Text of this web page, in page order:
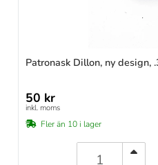
Patronask Dillon, ny
50 kr
inkl. moms
Fler än 10 i lager